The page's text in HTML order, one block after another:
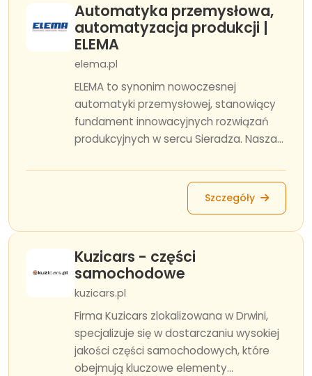
Automatyka przemysłowa,
automatyzacja produkcji |
ELEMA
elema.pl
ELEMA to synonim nowoczesnej
automatyki przemysłowej, stanowiący
fundament innowacyjnych rozwiązań
produkcyjnych w sercu Sieradza. Nasza...
Szczegóły
Kuzicars - części
samochodowe
kuzicars.pl
Firma Kuzicars zlokalizowana w Drwini,
specjalizuje się w dostarczaniu wysokiej
jakości części samochodowych, które
obejmują kluczowe elementy...